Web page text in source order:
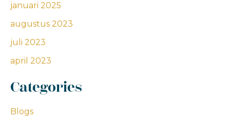
januari 2025
augustus 2023
juli 2023
april 2023
Categories
Blogs